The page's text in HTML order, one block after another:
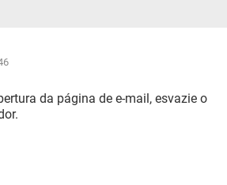
da página de e-mail, esvazie o